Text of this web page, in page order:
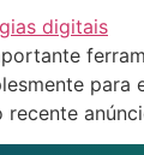
para